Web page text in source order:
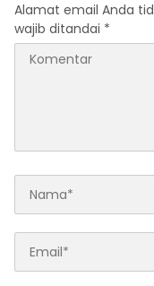
Alamat email Anda
wajib ditandai *